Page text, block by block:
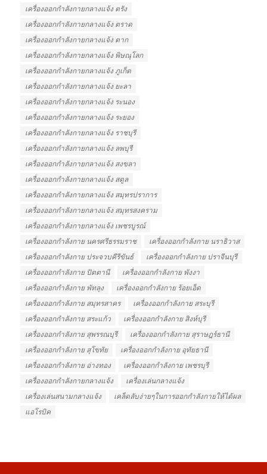
เครื่องออกกำลังกายกลางแจ้ง ตรัง
เครื่องออกกำลังกายกลางแจ้ง ตราด
เครื่องออกกำลังกายกลางแจ้ง ตาก
เครื่องออกกำลังกายกลางแจ้ง พิษณุโลก
เครื่องออกกำลังกายกลางแจ้ง ภูเก็ต
เครื่องออกกำลังกายกลางแจ้ง ยะลา
เครื่องออกกำลังกายกลางแจ้ง ระนอง
เครื่องออกกำลังกายกลางแจ้ง ระยอง
เครื่องออกกำลังกายกลางแจ้ง ราชบุรี
เครื่องออกกำลังกายกลางแจ้ง ลพบุรี
เครื่องออกกำลังกายกลางแจ้ง สงขลา
เครื่องออกกำลังกายกลางแจ้ง สตูล
เครื่องออกกำลังกายกลางแจ้ง สมุทรปราการ
เครื่องออกกำลังกายกลางแจ้ง สมุทรสงคราม
เครื่องออกกำลังกายกลางแจ้ง เพชรบูรณ์
เครื่องออกกำลังกาย นครศรีธรรมราช
เครื่องออกกำลังกาย นราธิวาส
เครื่องออกกำลังกาย ประจวบคีรีขันธ์
เครื่องออกกำลังกาย ปราจีนบุรี
เครื่องออกกำลังกาย ปัตตานี
เครื่องออกกำลังกาย พังงา
เครื่องออกกำลังกาย พัทลุง
เครื่องออกกำลังกาย ร้อยเอ็ด
เครื่องออกกำลังกาย สมุทรสาคร
เครื่องออกกำลังกาย สระบุรี
เครื่องออกกำลังกาย สระแก้ว
เครื่องออกกำลังกาย สิงห์บุรี
เครื่องออกกำลังกาย สุพรรณบุรี
เครื่องออกกำลังกาย สุราษฎร์ธานี
เครื่องออกกำลังกาย สุโขทัย
เครื่องออกกำลังกาย อุทัยธานี
เครื่องออกกำลังกาย อ่างทอง
เครื่องออกกำลังกาย เพชรบุรี
เครื่องออกกําลังกายกลางแจ้ง
เครื่องเล่นกลางแจ้ง
เครื่องเล่นสนามกลางแจ้ง
เคล็ดลับง่ายๆในการออกกำลังกายให้ได้ผล
แอโรบิค